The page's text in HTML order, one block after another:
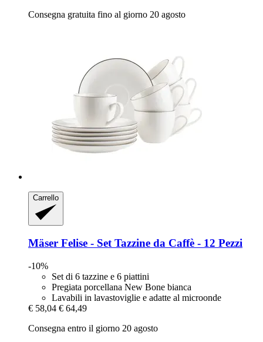
Consegna gratuita fino al giorno 20 agosto
Carrello
Mäser Felise -​ Set Tazzine da Caffè -​ 12 Pezzi
-10%
Set di 6 tazzine e 6 piattini
Pregiata porcellana New Bone bianca
Lavabili in lavastoviglie e adatte al microonde
€ 58,04 € 64,49
Consegna entro il giorno 20 agosto